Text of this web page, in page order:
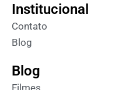
Institucional
Contato
Blog
Blog
Filmes